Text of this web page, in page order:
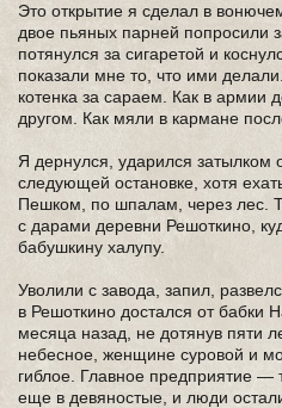
Это открытие я сделал в
двое пьяных парней попросили
потянулся за сигаретой и
показали мне то, что ими
котенка за сараем. Как в армии
другом. Как мяли в кармане
Я дернулся, ударился затылком
следующей остановке, хотя
Пешком, по шпалам, через лес.
с дарами деревни Решоткино,
бабушкину халупу.
Уволили с завода, запил,
в Решоткино достался от бабки
месяца назад, не дотянув пяти
небесное, женщине суровой и
гиблое. Главное предприятие
еще в девяностые, и люди